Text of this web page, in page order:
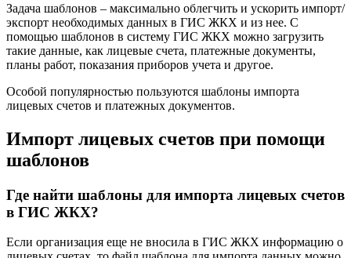
Задача шаблонов – максимально облегчить и ускорить импорт/
экспорт необходимых данных в ГИС ЖКХ и из нее. С
помощью шаблонов в систему ГИС ЖКХ можно загрузить
такие данные, как лицевые счета, платежные документы,
планы работ, показания приборов учета и другое.
Особой популярностью пользуются шаблоны импорта
лицевых счетов и платежных документов.
Импорт лицевых счетов при помощи
шаблонов
Где найти шаблоны для импорта лицевых счетов
в ГИС ЖКХ?
Если организация еще не вносила в ГИС ЖКХ информацию о